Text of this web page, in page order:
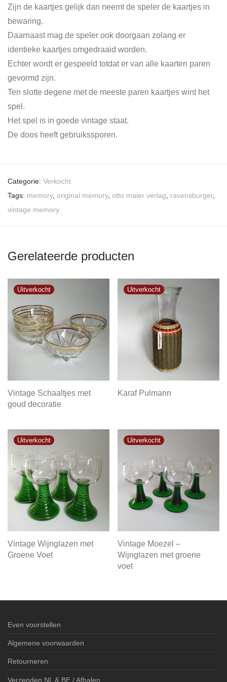
Zijn de kaartjes gelijk dan neemt de speler de kaartjes in
bewaring.
Daarnaast mag de speler ook doorgaan zolang er
identieke kaartjes omgedraaid worden.
Echter wordt er gespeeld totdat er van alle kaarten paren
gevormd zijn.
Ten slotte degene met de meeste paren kaartjes wint het
spel.
Het spel is in goede vintage staat.
De doos heeft gebruikssporen.
Categorie: Verkocht
Tags: memory, original memory, otto maier verlag ravensburger,
vintage memory
Gerelateerde producten
Vintage Schaaltjes met
goud decoratie
Karaf Pulmann
Vintage Wijnglazen met
Groene Voet
Vintage Moezel –
Wijnglazen met groene
voet
Even voorstellen
Algemene voorwaarden
Retourneren
Verzenden NL & BE / Afhalen